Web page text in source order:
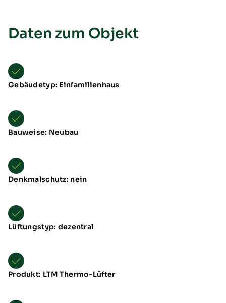
Übersicht
Neuheiten
B2B-Referenzen
Förderung
Downloads
Daten zum Objekt
Gebäudetyp: Einfamilienhaus
Bauweise: Neubau
Denkmalschutz: nein
Lüftungstyp: dezentral
Produkt: LTM Thermo-Lüfter